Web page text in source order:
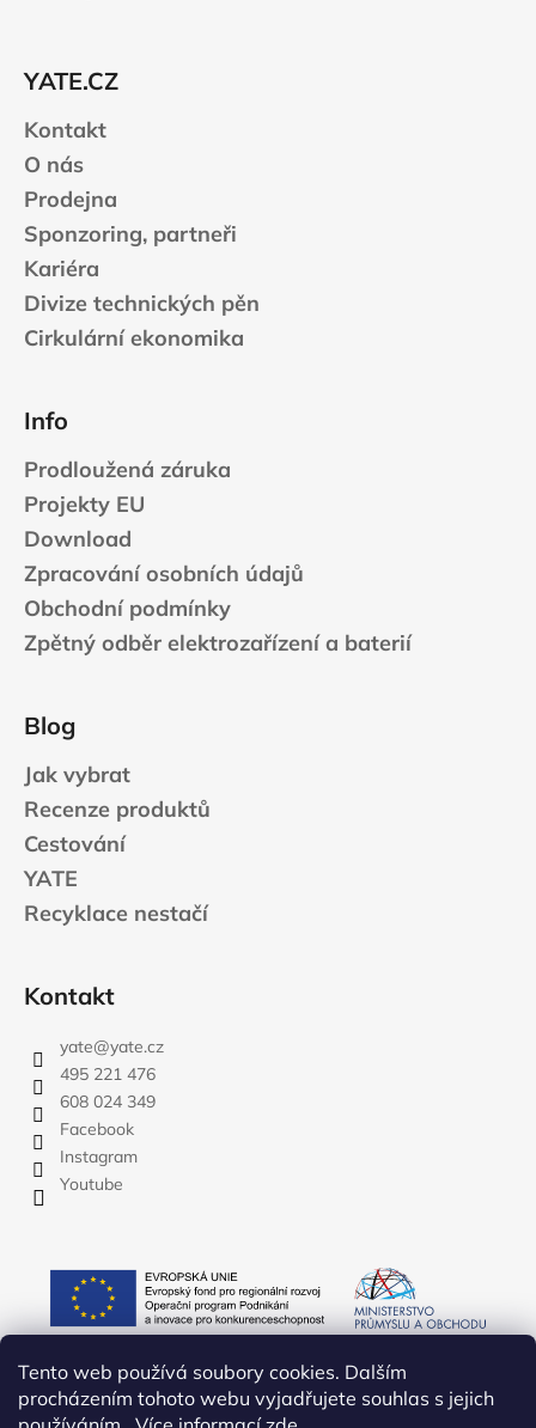
Tento web používá soubory cookies. Dalším
procházením tohoto webu vyjadřujete souhlas s jejich
YATE.CZ
Kontakt
O nás
Prodejna
Sponzoring, partneři
Kariéra
Divize technických pěn
Cirkulární ekonomika
Info
Prodloužená záruka
Projekty EU
Download
Zpracování osobních údajů
Obchodní podmínky
Zpětný odběr elektrozařízení a baterií
Blog
Jak vybrat
Recenze produktů
Cestování
YATE
Recyklace nestačí
Kontakt
yate@yate.cz
495 221 476
608 024 349
Facebook
Instagram
Youtube